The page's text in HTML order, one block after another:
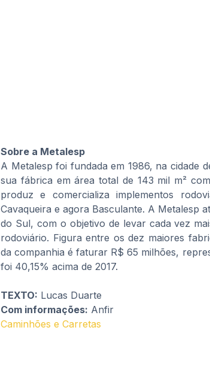
Sobre a Metalesp
A Metalesp foi fundada em 1986, na cidade
sua fábrica em área total de 143 mil m²
produz e comercializa implementos
Cavaqueira e agora Basculante. A Metalesp
do Sul, com o objetivo de levar cada vez
rodoviário. Figura entre os dez maiores
da companhia é faturar R$ 65 milhões,
foi 40,15% acima de 2017.
TEXTO: Lucas Duarte
Com informações: Anfir
Caminhões e Carretas